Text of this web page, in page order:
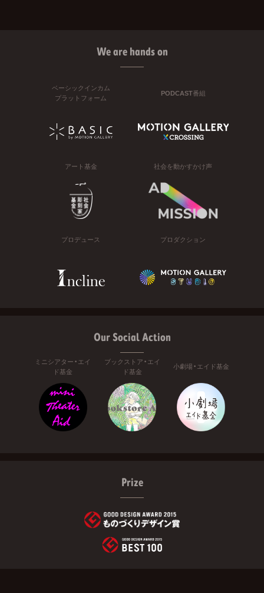
We are hands on
ベーシックインカム
プラットフォーム
PODCAST番組
アート基金 社会を動かすかけ声
プロデュース プロダクション
Our Social Action
ミニシアター・エイ
ド基金
ブックストア・エイ
ド基金
小劇場・エイド基金
Prize